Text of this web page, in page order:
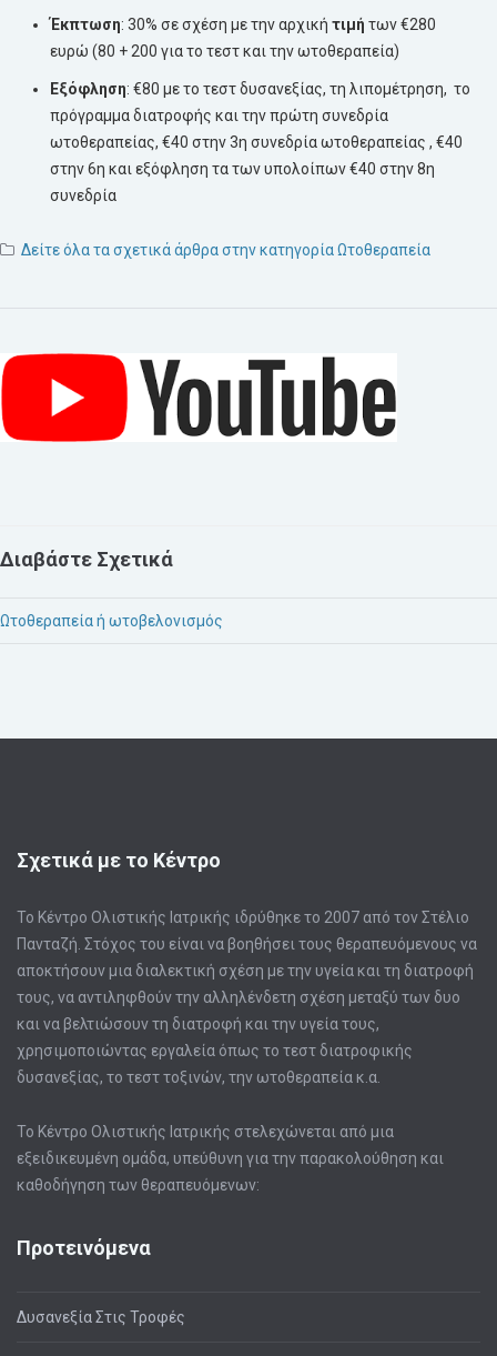
Έκπτωση: 30% σε σχέση με την αρχική τιμή των €280
ευρώ (80 + 200 για το τεστ και την ωτοθεραπεία)
Εξόφληση: €80 με το τεστ δυσανεξίας, τη λιπομέτρηση, το
πρόγραμμα διατροφής και την πρώτη συνεδρία
ωτοθεραπείας, €40 στην 3η συνεδρία ωτοθεραπείας , €40
στην 6η και εξόφληση τα των υπολοίπων €40 στην 8η
συνεδρία
Δείτε όλα τα σχετικά άρθρα στην κατηγορία Ωτοθεραπεία
Διαβάστε Σχετικά
Ωτοθεραπεία ή ωτοβελονισμός
Σχετικά με το Κέντρο
Το Κέντρο Ολιστικής Ιατρικής ιδρύθηκε το 2007 από τον Στέλιο
Πανταζή. Στόχος του είναι να βοηθήσει τους θεραπευόμενους να
αποκτήσουν μια διαλεκτική σχέση με την υγεία και τη διατροφή
τους, να αντιληφθούν την αλληλένδετη σχέση μεταξύ των δυο
και να βελτιώσουν τη διατροφή και την υγεία τους,
χρησιμοποιώντας εργαλεία όπως το τεστ διατροφικής
δυσανεξίας, το τεστ τοξινών, την ωτοθεραπεία κ.α.
Το Κέντρο Ολιστικής Ιατρικής στελεχώνεται από μια
εξειδικευμένη ομάδα, υπεύθυνη για την παρακολούθηση και
καθοδήγηση των θεραπευόμενων:
Προτεινόμενα
Δυσανεξία Στις Τροφές